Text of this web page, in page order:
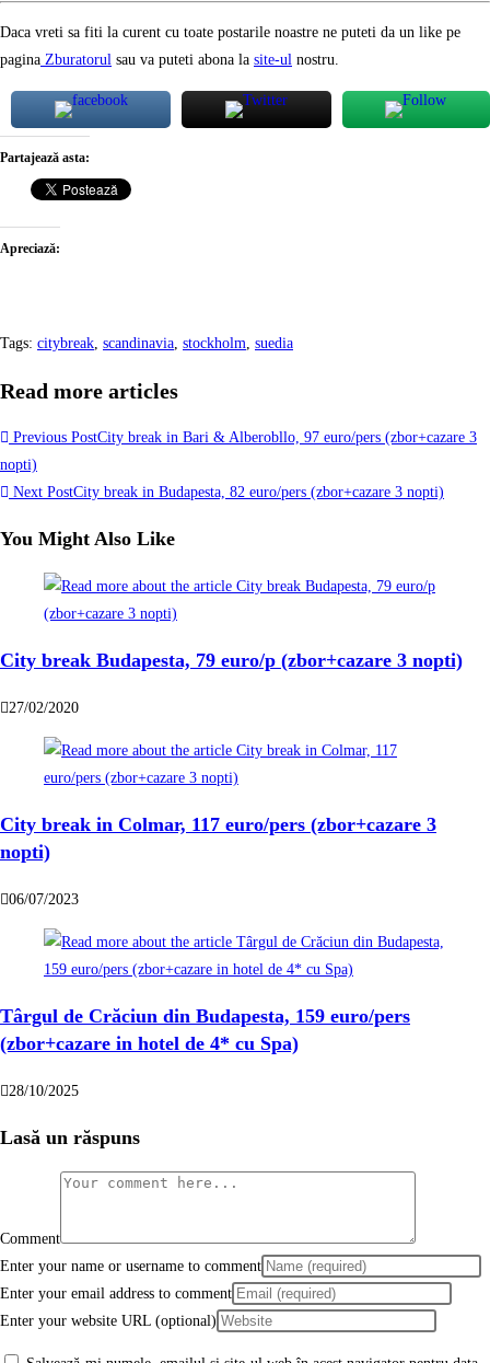
Daca vreti sa fiti la curent cu toate postarile noastre ne puteti da un like pe
pagina Zburatorul sau va puteti abona la site-ul nostru.
Partajează asta:
Apreciază:
Tags: citybreak, scandinavia, stockholm, suedia
Read more articles
Previous PostCity break in Bari & Alberobllo, 97 euro/pers (zbor+cazare 3
nopti)
Next PostCity break in Budapesta, 82 euro/pers (zbor+cazare 3 nopti)
You Might Also Like
City break Budapesta, 79 euro/p (zbor+cazare 3 nopti)
27/02/2020
City break in Colmar, 117 euro/pers (zbor+cazare 3
nopti)
06/07/2023
Târgul de Crăciun din Budapesta, 159 euro/pers
(zbor+cazare in hotel de 4* cu Spa)
28/10/2025
Lasă un răspuns
Comment
Enter your name or username to comment
Enter your email address to comment
Enter your website URL (optional)